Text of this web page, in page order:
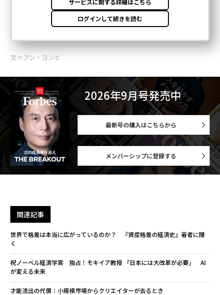
文＝アン・ヨンヒ
2026年9月号発売中
最新号の購入はこちらから
メンバーシップに登録する
関連記事
世界で格差は本当に広がっているのか？ 『資産格差の経済史』著者に聞
く
祝ノーベル経済学賞 独占！モキイア教授 「日本には大改革が必要」 AI
が変える未来
才能流出の代償：小規模市場からクリエイターが去るとき